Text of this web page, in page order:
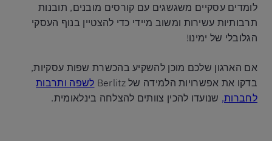
לומדים עסקיים משגשגים עם קורסים מובנים, תובנות
תרבותיות עשירות ומשוב מיידי כדי להצטיין בנוף העסקי
הגלובלי של ימינו!
אם הארגון שלכם מוכן להשקיע בהכשרת שפות עסקיות,
בדקו את אפשרויות הלמידה של Berlitz
לשפה ותרבות
לחברות, שנועדו להכין צוותים להצלחה בינלאומית.